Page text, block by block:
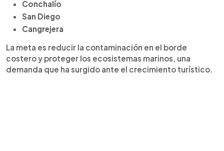
Conchalío
San Diego
Cangrejera
La meta es reducir la contaminación en el borde
costero y proteger los ecosistemas marinos, una
demanda que ha surgido ante el crecimiento turístico.